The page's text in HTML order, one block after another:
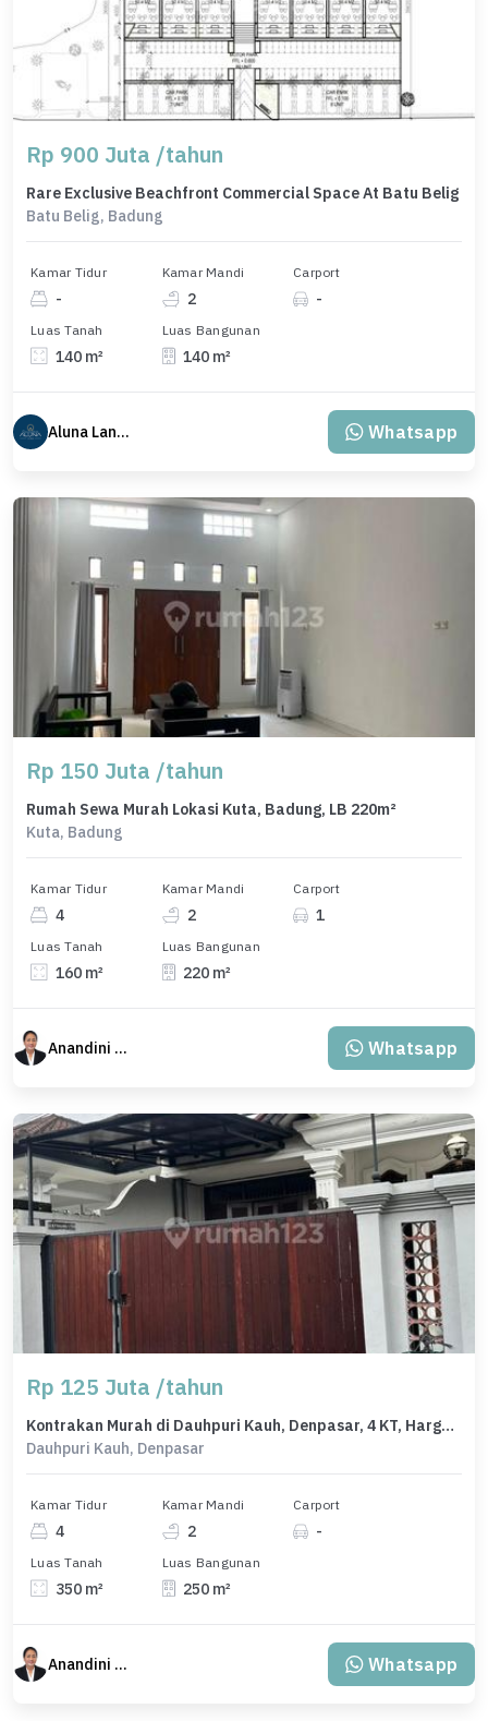
Rp 900 Juta /tahun
Rare Exclusive Beachfront Commercial Space At Batu Belig
Batu Belig, Badung
Kamar Tidur
-
Kamar Mandi
2
Carport
-
Luas Tanah
140 m²
Luas Bangunan
140 m²
Aluna Land Bali Whatsapp
Rp 150 Juta /tahun
Rumah Sewa Murah Lokasi Kuta, Badung, LB 220m²
Kuta, Badung
Kamar Tidur
4
Kamar Mandi
2
Carport
1
Luas Tanah
160 m²
Luas Bangunan
220 m²
Anandini Property Whatsapp
Rp 125 Juta /tahun
Kontrakan Murah di Dauhpuri Kauh, Denpasar, 4 KT, Harga 125 Juta /tahun
Dauhpuri Kauh, Denpasar
Kamar Tidur
4
Kamar Mandi
2
Carport
-
Luas Tanah
350 m²
Luas Bangunan
250 m²
Anandini Property Whatsapp